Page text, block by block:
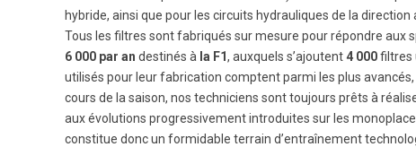
hybride, ainsi que pour les circuits hydrauliques de la
Tous les filtres sont fabriqués sur mesure pour répondre aux
6 000 par an destinés à la F1, auxquels s’ajoutent4 000filtres
utilisés pour leur fabrication comptent parmi les plus
cours de la saison, nos techniciens sont toujours prêts à
aux évolutions progressivement introduites sur les
constitue donc un formidable terrain d’entraînement